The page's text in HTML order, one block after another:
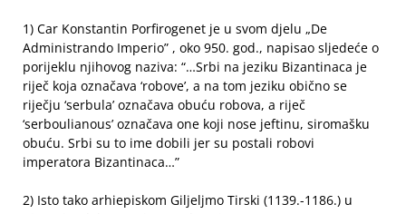
1) Car Konstantin Porfirogenet je u svom djelu „De
Administrando Imperio” , oko 950. god., napisao sljedeće o
porijeklu njihovog naziva: “…Srbi na jeziku Bizantinaca je
riječ koja označava ‘robove’, a na tom jeziku obično se
riječju ‘serbula’ označava obuću robova, a riječ
‘serboulianous’ označava one koji nose jeftinu, siromašku
obuću. Srbi su to ime dobili jer su postali robovi
imperatora Bizantinaca…”
2) Isto tako arhiepiskom Giljeljmo Tirski (1139.-1186.) u